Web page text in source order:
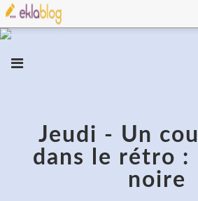
Jeudi - Un
dans le rétro :
noire